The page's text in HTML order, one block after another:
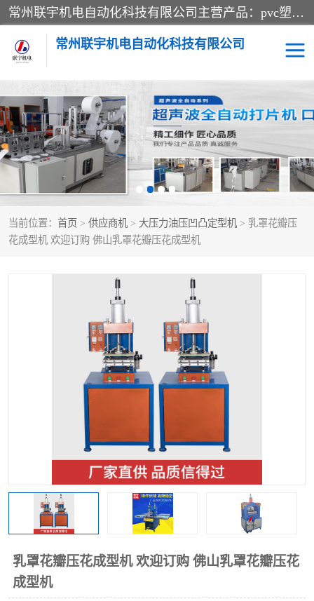
常州联宇机电自动化科技有限公司主营产品：pvc塑料焊机、高频热合机、软膜天花压边机、服装布料凹凸压花机、布料3d压印设备、服装植胶设备、超声波布料花边机、无纺布热合机、全自动压花机。
常州联宇机电自动化科技有限公司
当前位置： 首页 > 供应商机 > 大压力油压凹凸定型机 > 乳罩花瓣压
花成型机 欢迎订购 佛山乳罩花瓣压花成型机
乳罩花瓣压花成型机 欢迎订购 佛山乳罩花瓣压花
成型机
压花定型机以及压花模具 超声波热合机
高频热合机 超声波花边机
超声波复合压花机 凹凸压花机压标机
3040凹凸压花机 双头服装凹凸压花机
自动超声波打片成型机
泡壳包装封口机 海绵产品成型机